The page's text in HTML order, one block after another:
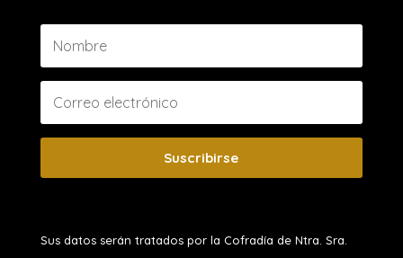
Suscribirse
Sus datos serán tratados por la Cofradía de Ntra. Sra.